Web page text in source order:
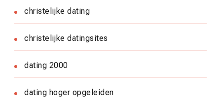
christelijke dating
christelijke datingsites
dating 2000
dating hoger opgeleiden